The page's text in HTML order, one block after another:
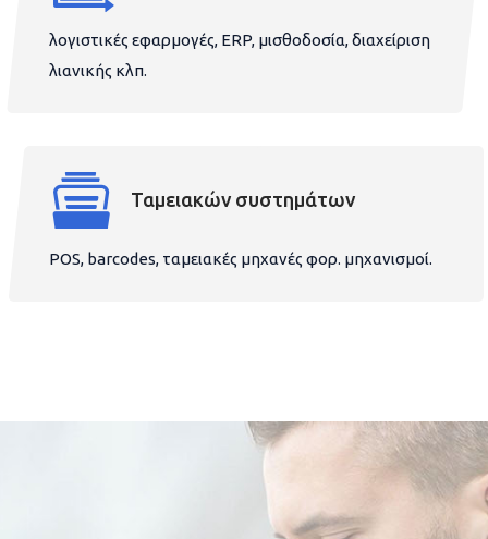
λογιστικές εφαρμογές, ERP, μισθοδοσία, διαχείριση
λιανικής κλπ.
Ταμειακών συστημάτων
POS, barcodes, ταμειακές μηχανές φορ. μηχανισμοί.